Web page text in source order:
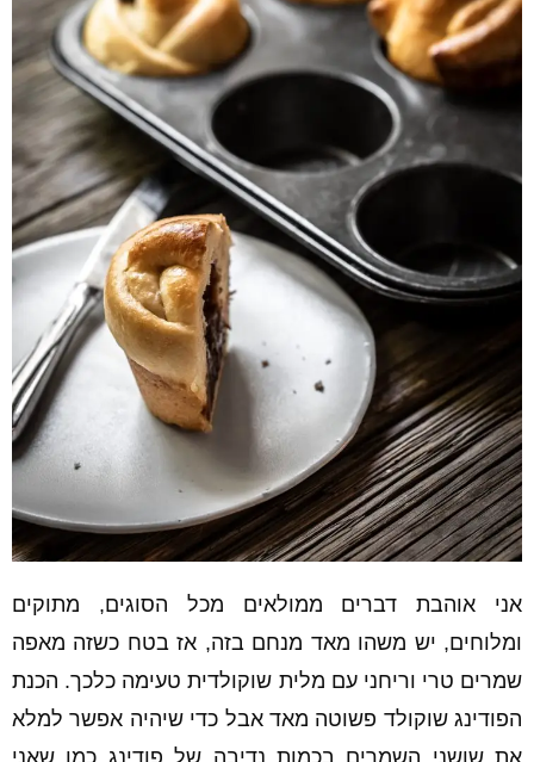
אני אוהבת דברים ממולאים מכל הסוגים, מתוקים
ומלוחים, יש משהו מאד מנחם בזה, אז בטח כשזה מאפה
שמרים טרי וריחני עם מלית שוקולדית טעימה כלכך. הכנת
הפודינג שוקולד פשוטה מאד אבל כדי שיהיה אפשר למלא